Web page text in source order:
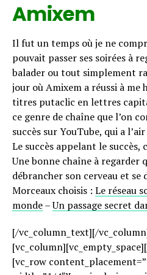
Amixem
Il fut un temps où je ne
pouvait passer ses soirées à
balader ou tout simplement
jour où Amixem a réussi à me
titres putaclic en lettres
ce genre de chaîne que l’on
succès sur YouTube, qui a
Le succès appelant le succès,
Une bonne chaîne à regarder
débrancher son cerveau et
Morceaux choisis : Le réseau
monde–Un passage secret
[/vc_column_text][/
[vc_row